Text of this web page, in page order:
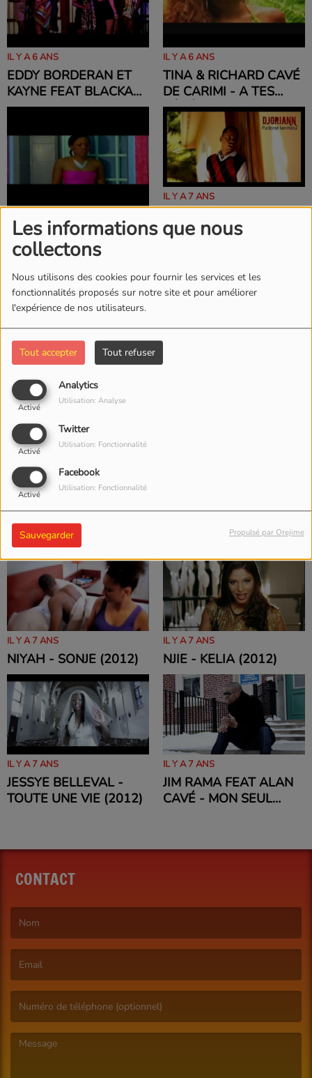
Les informations que nous
collectons
Nous utilisons des cookies pour fournir les services et les
fonctionnalités proposés sur notre site et pour améliorer
l'expérience de nos utilisateurs.
Tout accepter Tout refuser
Analytics
Activé
Utilisation: Analyse
Twitter
Activé
Utilisation: Fonctionnalité
Facebook
Activé
Utilisation: Fonctionnalité
Sauvegarder Propulsé par Orejime
IL Y A 6 ANS
EDDY BORDERAN ET
KAYNE FEAT BLACKA
WANTED - TOUTE LA
IL Y A 6 ANS
TINA & RICHARD CAVÉ
DE CARIMI - A TES
CÔTÉS (2012)
IL Y A 6 ANS
JESSYE BELLEVAL -
PEUT-ÊTRE DEMAIN
(2012)
IL Y A 7 ANS
LANMOU (2012)
IL Y A 7 ANS
MARVIN SANS TOI
(2012)
LS - JE T'OUBLIERAI
(2012)
M'RICK - AVEC TOI
IL Y A 7 ANS
NIYAH - SONJE (2012)
IL Y A 7 ANS
NJIE - KELIA (2012)
IL Y A 7 ANS
JESSYE BELLEVAL -
TOUTE UNE VIE (2012)
IL Y A 7 ANS
JIM RAMA FEAT ALAN
CAVÉ - MON SEUL
CONTACT